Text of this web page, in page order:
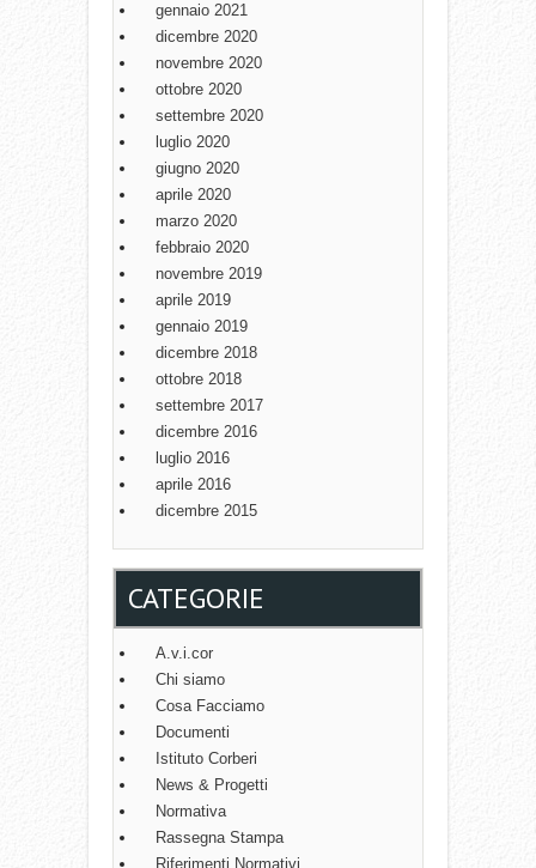
gennaio 2021
dicembre 2020
novembre 2020
ottobre 2020
settembre 2020
luglio 2020
giugno 2020
aprile 2020
marzo 2020
febbraio 2020
novembre 2019
aprile 2019
gennaio 2019
dicembre 2018
ottobre 2018
settembre 2017
dicembre 2016
luglio 2016
aprile 2016
dicembre 2015
CATEGORIE
A.v.i.cor
Chi siamo
Cosa Facciamo
Documenti
Istituto Corberi
News & Progetti
Normativa
Rassegna Stampa
Riferimenti Normativi